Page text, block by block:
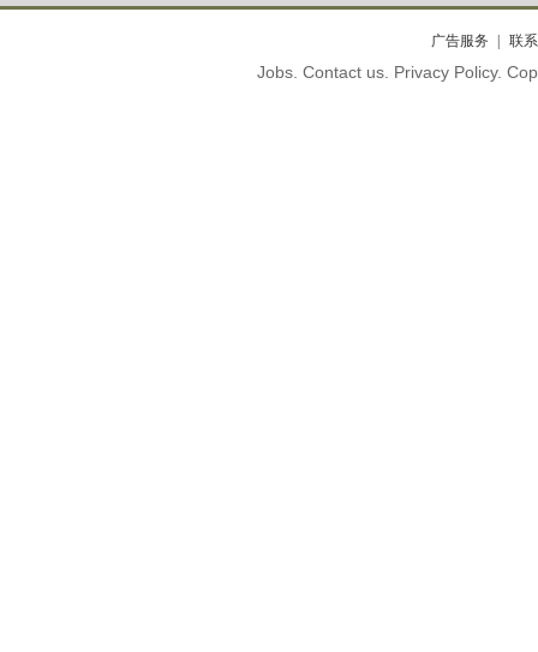
广告服务 联
Jobs. Contact us. Privacy Policy.